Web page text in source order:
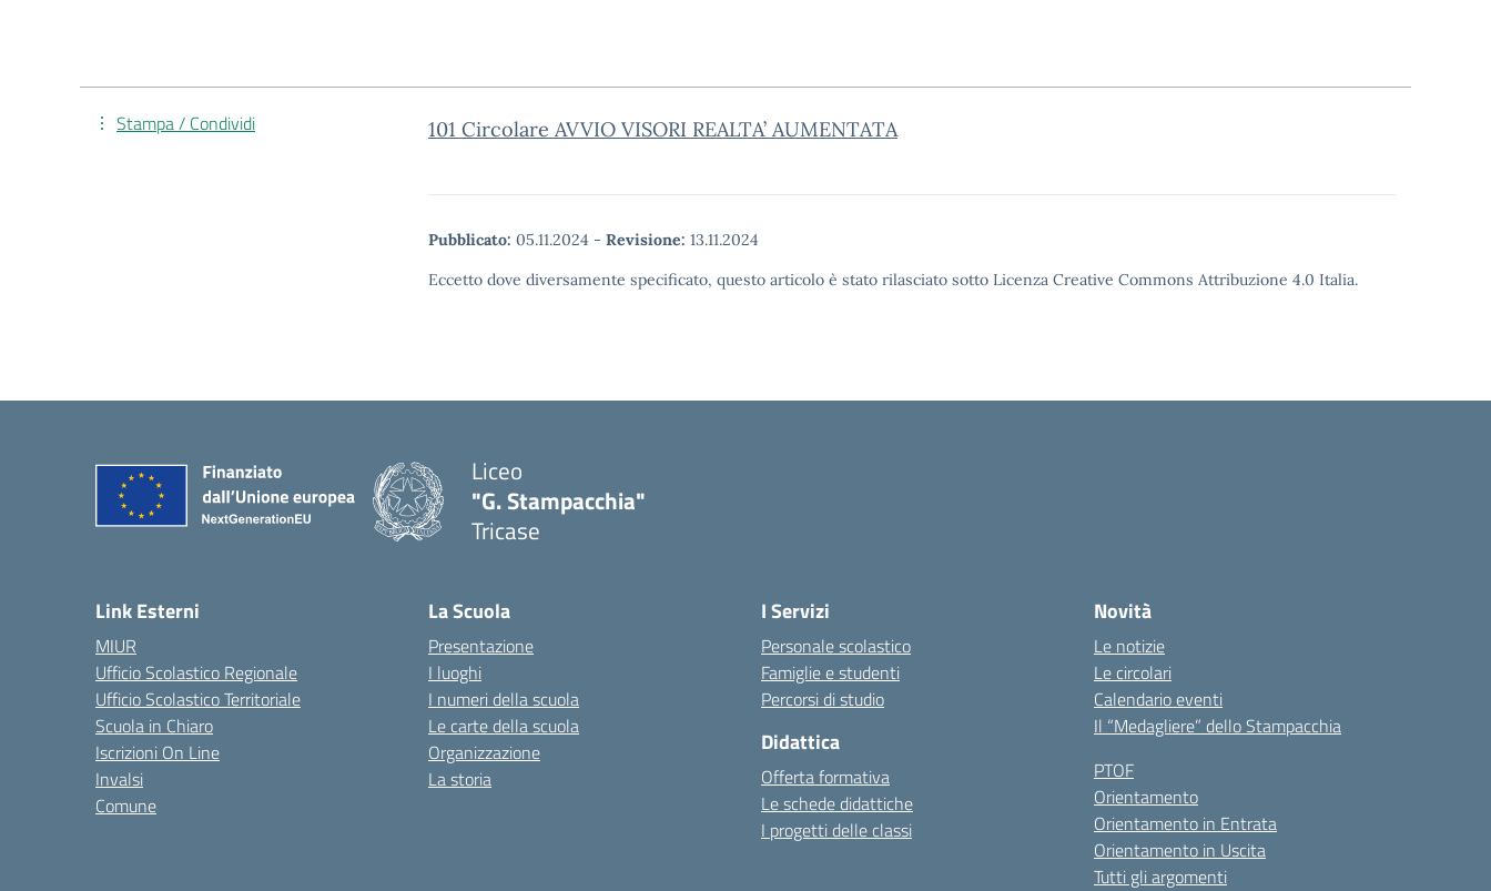
101 Circolare AVVIO VISORI REALTA’ AUMENTATA
Pubblicato: 05.11.2024 - Revisione: 13.11.2024
Eccetto dove diversamente specificato, questo articolo è stato rilasciato sotto Licenza Creative Commons Attribuzione 4.0 Italia.
Stampa / Condividi
Liceo
"G. Stampacchia"
Tricase
Link Esterni
MIUR
Ufficio Scolastico Regionale
Ufficio Scolastico Territoriale
Scuola in Chiaro
Iscrizioni On Line
Invalsi
Comune
La Scuola
Presentazione
I luoghi
I numeri della scuola
Le carte della scuola
Organizzazione
La storia
I Servizi
Personale scolastico
Famiglie e studenti
Percorsi di studio
Didattica
Offerta formativa
Le schede didattiche
I progetti delle classi
Novità
Le notizie
Le circolari
Calendario eventi
Il “Medagliere” dello Stampacchia
PTOF
Orientamento
Orientamento in Entrata
Orientamento in Uscita
Tutti gli argomenti